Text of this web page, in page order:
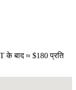
के बाद≈ $180 प्रति